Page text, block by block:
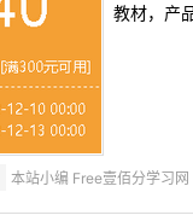
教材，产
本站小编 Free壹佰分学习